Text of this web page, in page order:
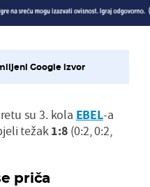
Google izvor
su 3. kola EBEL-a
težak1:8 (0:2, 0:2,
priča